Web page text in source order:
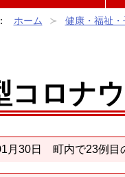
ホーム 健康・福祉・
コロナ
月30日 町内で23例目